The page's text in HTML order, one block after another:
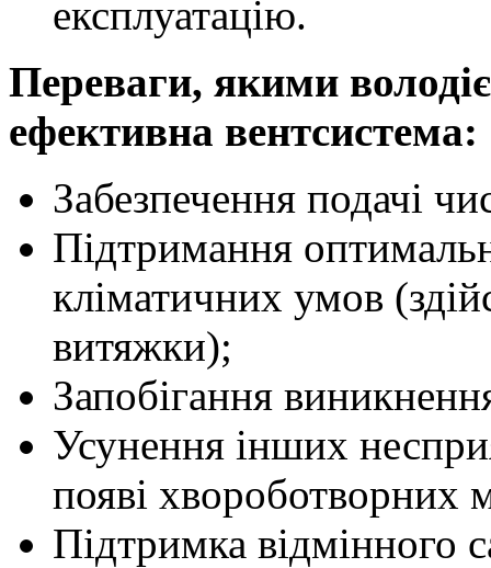
експлуатацію.
Переваги, якими
ефективна вентсистема:
Забезпечення подачі
Підтримання
кліматичних умов
витяжки);
Запобігання
Усунення інших
появі хвороботворних
Підтримка відмінного